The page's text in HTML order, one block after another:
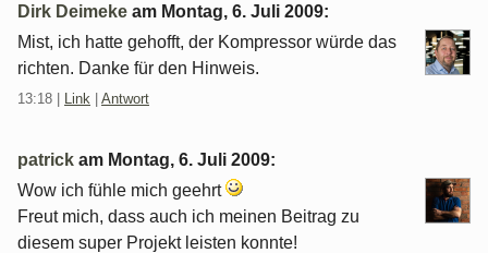
Dirk Deimeke am Montag, 6. Juli 2009:
Mist, ich hatte gehofft, der Kompressor würde das
richten. Danke für den Hinweis.
13:18 Link Antwort
patrick am Montag, 6. Juli 2009:
Wow ich fühle mich geehrt
Freut mich, dass auch ich meinen Beitrag zu
diesem super Projekt leisten konnte!